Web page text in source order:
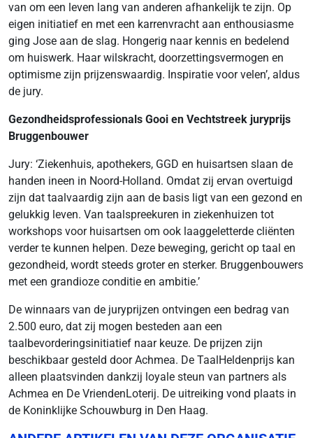
van om een leven lang van anderen afhankelijk te zijn. Op
eigen initiatief en met een karrenvracht aan enthousiasme
ging Jose aan de slag. Hongerig naar kennis en bedelend
om huiswerk. Haar wilskracht, doorzettingsvermogen en
optimisme zijn prijzenswaardig. Inspiratie voor velen’, aldus
de jury.
Gezondheidsprofessionals Gooi en Vechtstreek juryprijs
Bruggenbouwer
Jury: ‘Ziekenhuis, apothekers, GGD en huisartsen slaan de
handen ineen in Noord-Holland. Omdat zij ervan overtuigd
zijn dat taalvaardig zijn aan de basis ligt van een gezond en
gelukkig leven. Van taalspreekuren in ziekenhuizen tot
workshops voor huisartsen om ook laaggeletterde cliënten
verder te kunnen helpen. Deze beweging, gericht op taal en
gezondheid, wordt steeds groter en sterker. Bruggenbouwers
met een grandioze conditie en ambitie.’
De winnaars van de juryprijzen ontvingen een bedrag van
2.500 euro, dat zij mogen besteden aan een
taalbevorderingsinitiatief naar keuze. De prijzen zijn
beschikbaar gesteld door Achmea. De TaalHeldenprijs kan
alleen plaatsvinden dankzij loyale steun van partners als
Achmea en De VriendenLoterij. De uitreiking vond plaats in
de Koninklijke Schouwburg in Den Haag.